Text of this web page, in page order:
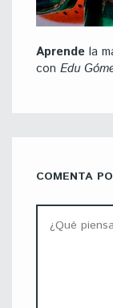
Aprende la
con Edu
COMENTA